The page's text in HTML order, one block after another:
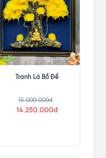
Tranh Lá Bồ Đề
15.000.000đ
14.250.000đ